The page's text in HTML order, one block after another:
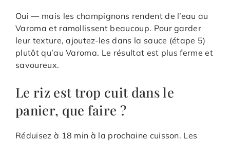
Oui — mais les champignons rendent de l’eau au
Varoma et ramollissent beaucoup. Pour garder
leur texture, ajoutez-les dans la sauce (étape 5)
plutôt qu’au Varoma. Le résultat est plus ferme et
savoureux.
Le riz est trop cuit dans le
panier, que faire ?
Réduisez à 18 min à la prochaine cuisson. Les